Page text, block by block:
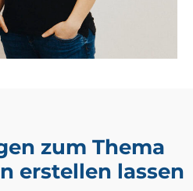
zum Thema
erstellen lassen